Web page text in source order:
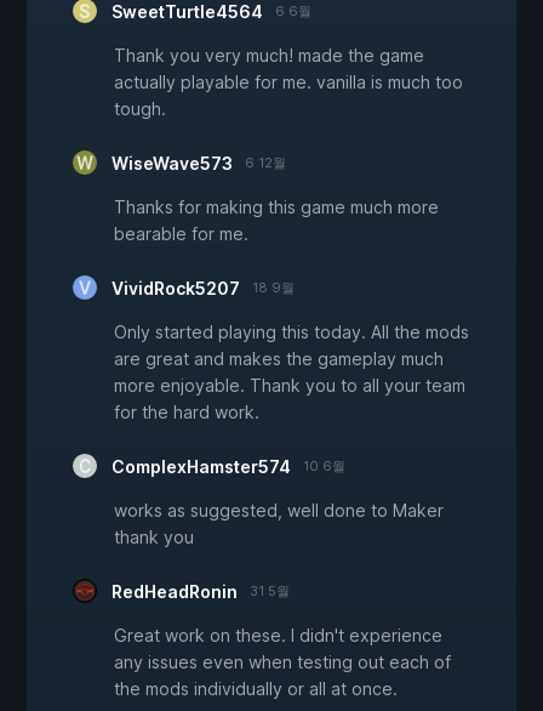
SweetTurtle4564 6 6월
Thank you very much! made the game
actually playable for me. vanilla is much too
tough.
WiseWave573 6 12월
Thanks for making this game much more
bearable for me.
VividRock5207 18 9월
Only started playing this today. All the mods
are great and makes the gameplay much
more enjoyable. Thank you to all your team
for the hard work.
ComplexHamster574 10 6월
works as suggested, well done to Maker
thank you
RedHeadRonin 31 5월
Great work on these. I didn't experience
any issues even when testing out each of
the mods individually or all at once.